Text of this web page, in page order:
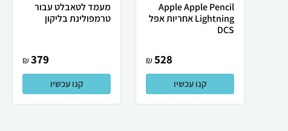
Apple Apple Pencil
Lightning אחריות אפל
DCS
528
₪
קנו עכשיו
מעמד לטאבלט עבור
טרמפולינת בליקון
379
₪
קנו עכשיו